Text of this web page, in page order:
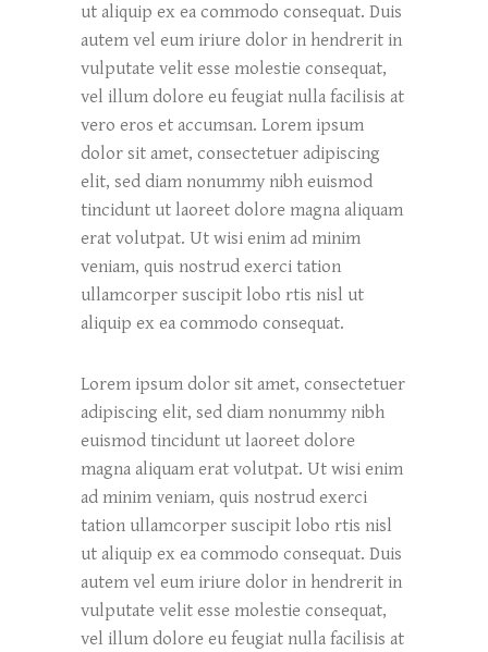
ut aliquip ex ea commodo consequat. Duis
autem vel eum iriure dolor in hendrerit in
vulputate velit esse molestie consequat,
vel illum dolore eu feugiat nulla facilisis at
vero eros et accumsan. Lorem ipsum
dolor sit amet, consectetuer adipiscing
elit, sed diam nonummy nibh euismod
tincidunt ut laoreet dolore magna aliquam
erat volutpat. Ut wisi enim ad minim
veniam, quis nostrud exerci tation
ullamcorper suscipit lobo rtis nisl ut
aliquip ex ea commodo consequat.
Lorem ipsum dolor sit amet, consectetuer
adipiscing elit, sed diam nonummy nibh
euismod tincidunt ut laoreet dolore
magna aliquam erat volutpat. Ut wisi enim
ad minim veniam, quis nostrud exerci
tation ullamcorper suscipit lobo rtis nisl
ut aliquip ex ea commodo consequat. Duis
autem vel eum iriure dolor in hendrerit in
vulputate velit esse molestie consequat,
vel illum dolore eu feugiat nulla facilisis at